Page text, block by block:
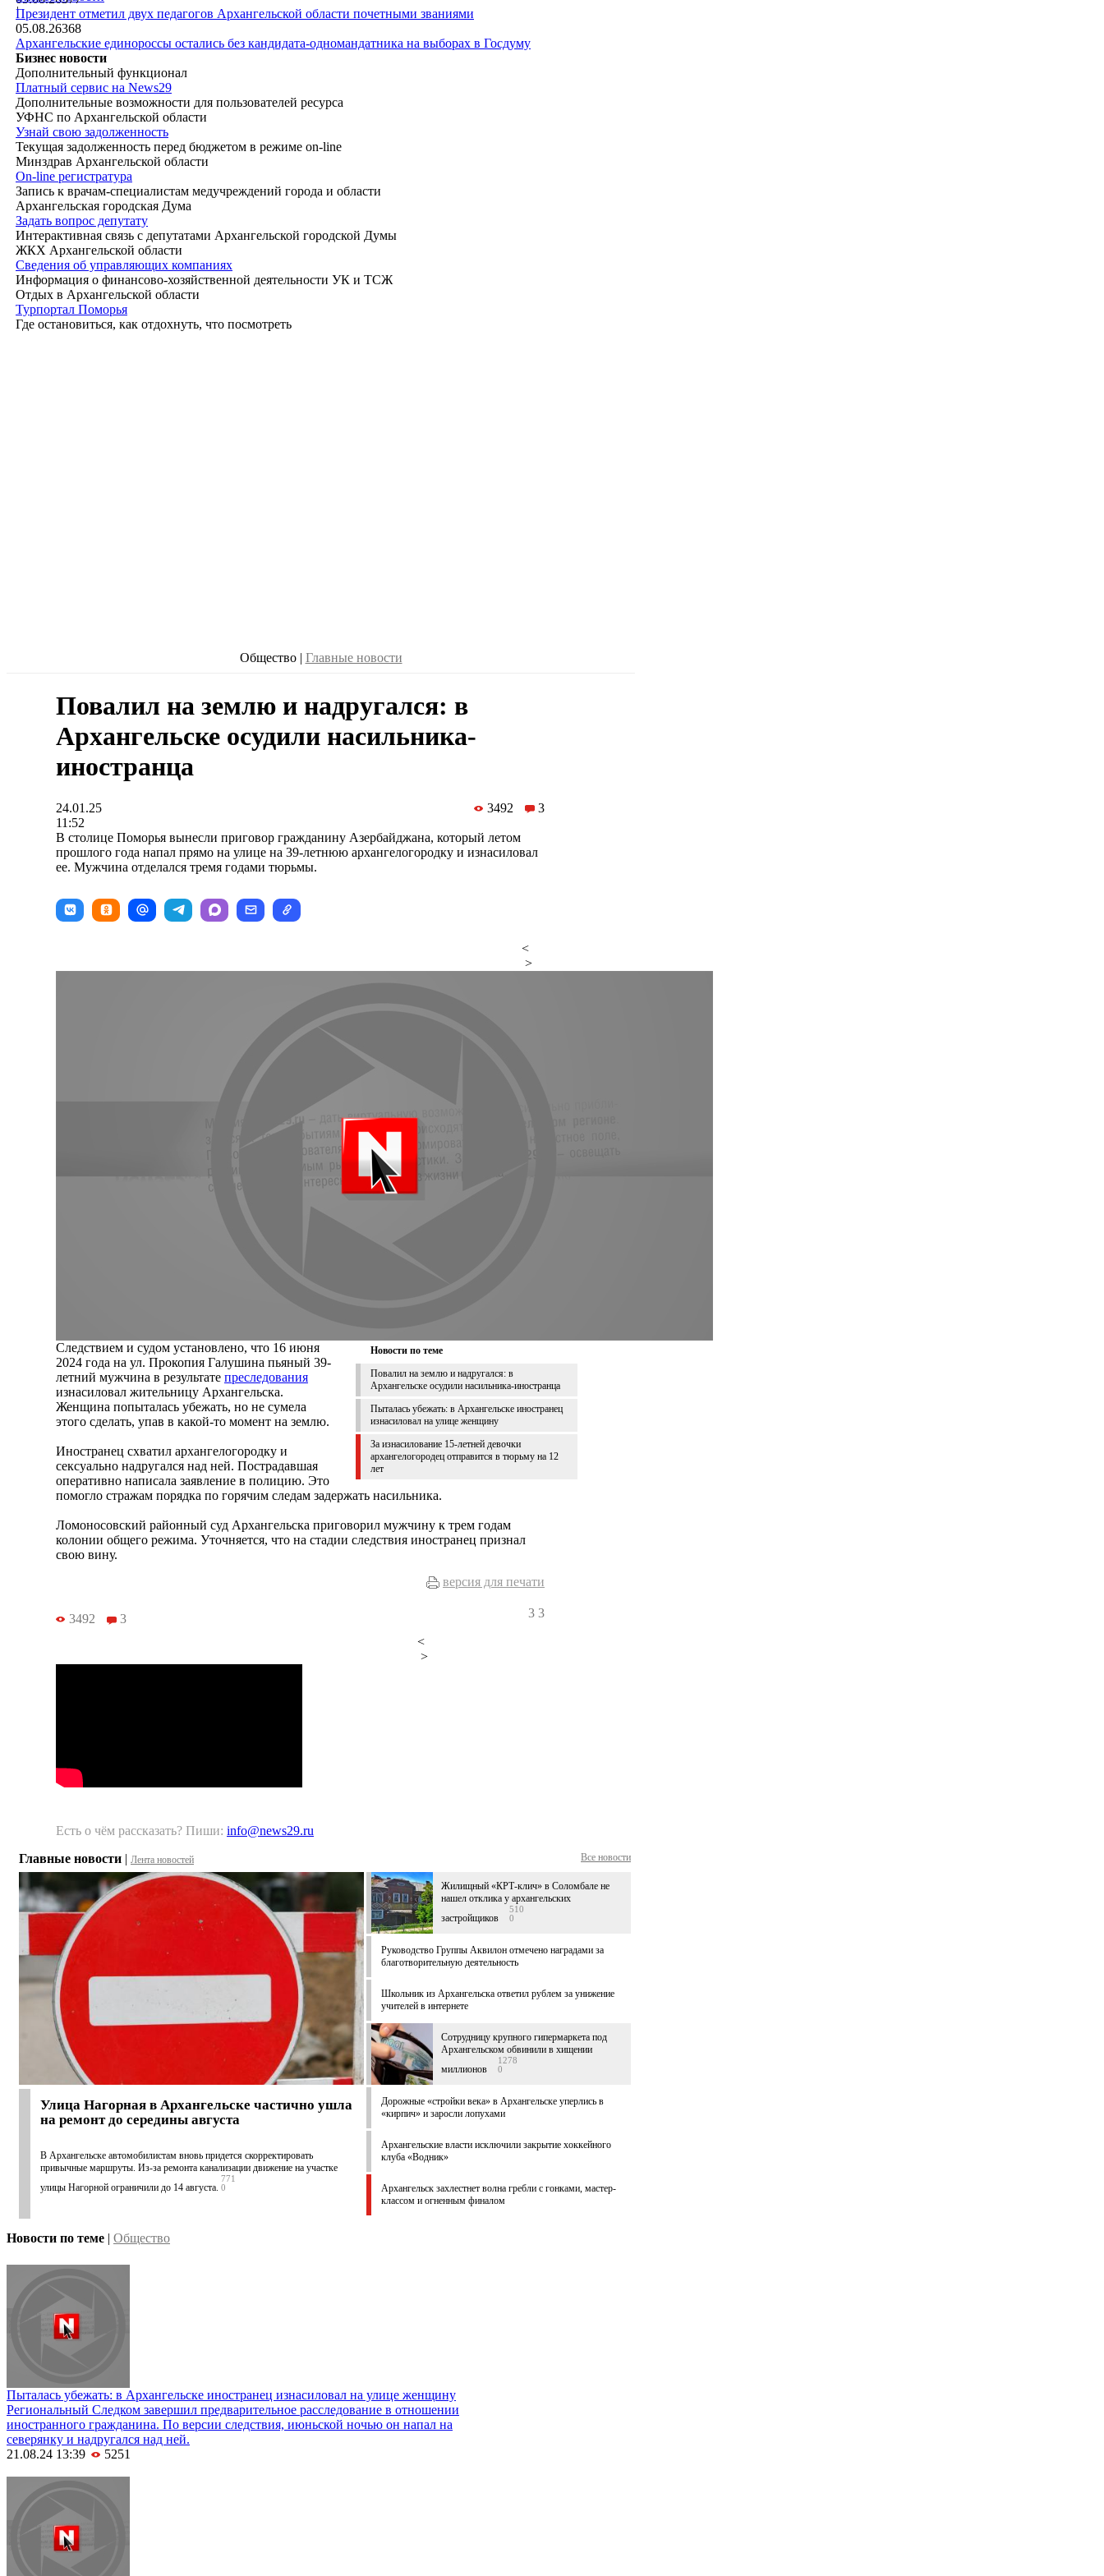
|
Президент отметил двух педагогов Архангельской области почетными званиями
05.08.26368
Архангельские единороссы остались без кандидата-одномандатника на выборах в Госдуму
Бизнес новости
Дополнительный функционал
Платный сервис на News29
Дополнительные возможности для пользователей ресурса
УФНС по Архангельской области
Узнай свою задолженность
Текущая задолженность перед бюджетом в режиме on-line
Минздрав Архангельской области
On-line регистратура
Запись к врачам-специалистам медучреждений города и области
Архангельская городская Дума
Задать вопрос депутату
Интерактивная связь с депутатами Архангельской городской Думы
ЖКХ Архангельской области
Сведения об управляющих компаниях
Информация о финансово-хозяйственной деятельности УК и ТСЖ
Отдых в Архангельской области
Турпортал Поморья
Где остановиться, как отдохнуть, что посмотреть
Общество | Главные новости
Повалил на землю и надругался: в
Архангельске осудили насильника-
иностранца
24.01.25
11:52
3492 3
В столице Поморья вынесли приговор гражданину Азербайджана, который летом
прошлого года напал прямо на улице на 39-летнюю архангелогородку и изнасиловал
ее. Мужчина отделался тремя годами тюрьмы.
<
>
Новости по теме
Повалил на землю и надругался: в
Архангельске осудили насильника-иностранца
Пыталась убежать: в Архангельске иностранец
изнасиловал на улице женщину
За изнасилование 15-летней девочки
архангелогородец отправится в тюрьму на 12
лет
Следствием и судом установлено, что 16 июня
2024 года на ул. Прокопия Галушина пьяный 39-
летний мужчина в результате преследования
изнасиловал жительницу Архангельска.
Женщина попыталась убежать, но не сумела
этого сделать, упав в какой-то момент на землю.
Иностранец схватил архангелогородку и
сексуально надругался над ней. Пострадавшая
оперативно написала заявление в полицию. Это
помогло стражам порядка по горячим следам задержать насильника.
Ломоносовский районный суд Архангельска приговорил мужчину к трем годам
колонии общего режима. Уточняется, что на стадии следствия иностранец признал
свою вину.
версия для печати
3492 3 3 3
<
>
Есть о чём рассказать? Пиши: info@news29.ru
Главные новости | Лента новостей Все новости
Улица Нагорная в Архангельске частично ушла
на ремонт до середины августа
В Архангельске автомобилистам вновь придется скорректировать
привычные маршруты. Из-за ремонта канализации движение на участке
улицы Нагорной ограничили до 14 августа.
771
0
Жилищный «КРТ-клич» в Соломбале не
нашел отклика у архангельских
застройщиков
510
0
Руководство Группы Аквилон отмечено наградами за
благотворительную деятельность
Школьник из Архангельска ответил рублем за унижение
учителей в интернете
Сотрудницу крупного гипермаркета под
Архангельском обвинили в хищении
миллионов
1278
0
Дорожные «стройки века» в Архангельске уперлись в
«кирпич» и заросли лопухами
Архангельские власти исключили закрытие хоккейного
клуба «Водник»
Архангельск захлестнет волна гребли с гонками, мастер-
классом и огненным финалом
Новости по теме | Общество
Пыталась убежать: в Архангельске иностранец изнасиловал на улице женщину
Региональный Следком завершил предварительное расследование в отношении
иностранного гражданина. По версии следствия, июньской ночью он напал на
северянку и надругался над ней.
21.08.24 13:39
5251